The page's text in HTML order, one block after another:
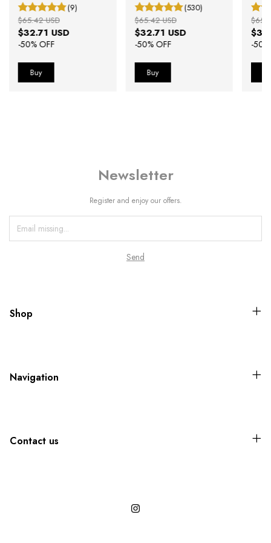
(9)
$32.71 USD
-50% OFF
$65.42 USD
(530)
$32.71 USD
-50% OFF
$65.42 USD
-50
Newsletter
Register and enjoy our offers.
Shop
Navigation
Contact us